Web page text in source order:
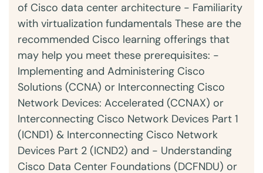
of Cisco data center architecture - Familiarity
with virtualization fundamentals These are the
recommended Cisco learning offerings that
may help you meet these prerequisites: -
Implementing and Administering Cisco
Solutions (CCNA) or Interconnecting Cisco
Network Devices: Accelerated (CCNAX) or
Interconnecting Cisco Network Devices Part 1
(ICND1) & Interconnecting Cisco Network
Devices Part 2 (ICND2) and - Understanding
Cisco Data Center Foundations (DCFNDU) or